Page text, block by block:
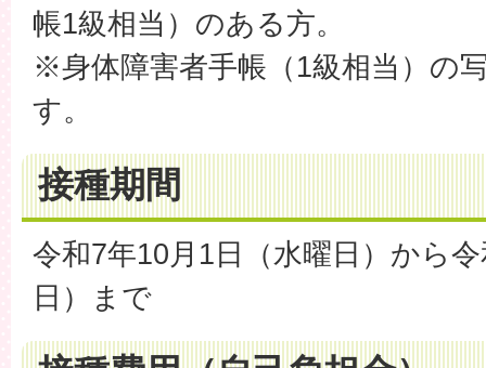
帳1級相当）のある方。
※身体障害者手帳（1級相当）の
す。
接種期間
令和7年10月1日（水曜日）から
日）まで